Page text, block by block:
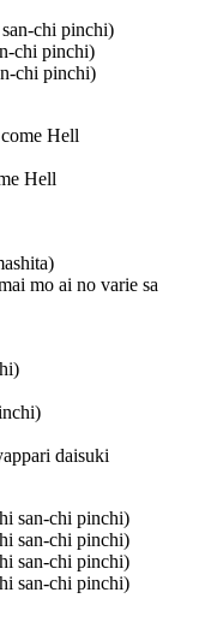
chi pinchi)
chi pinchi)
chi pinchi)
Hell
Hell
mo ai no varie sa
daisuki
san-chi pinchi)
san-chi pinchi)
san-chi pinchi)
san-chi pinchi)